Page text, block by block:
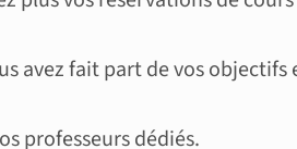
avez fait part de vos objectifs
professeurs dédiés.